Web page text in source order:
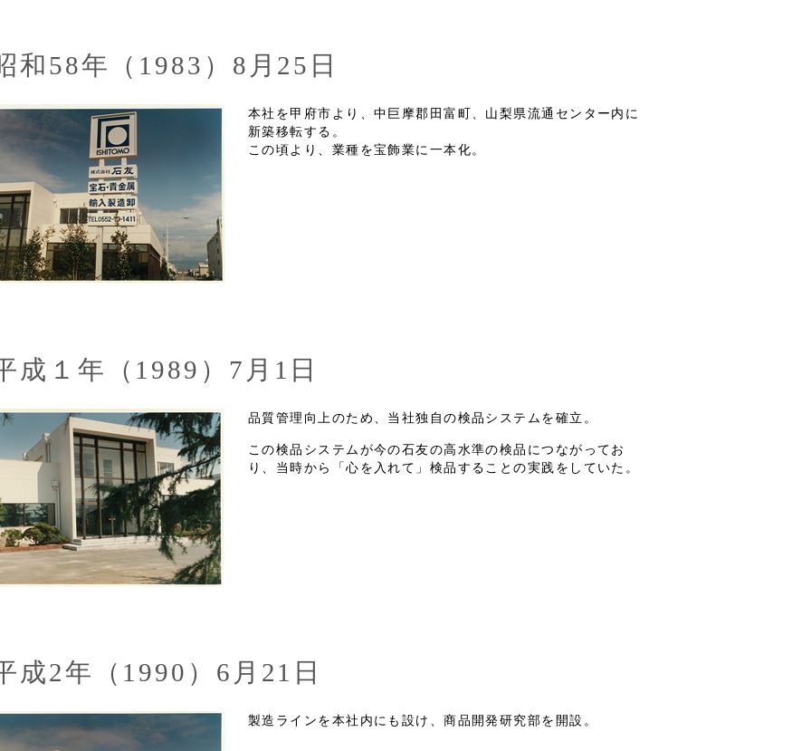
和58年（1983）8月25日
本社を甲府市より、中巨摩郡田富町、山梨県流通センター内に
新築移転する。
この頃より、業種を宝飾業に一本化。
成１年（1989）7月1日
品質管理向上のため、当社独自の検品システムを確立。
この検品システムが今の石友の高水準の検品につながってお
り、当時から「心を入れて」検品することの実践をしていた。
成2年（1990）6月21日
製造ラインを本社内にも設け、商品開発研究部を開設。